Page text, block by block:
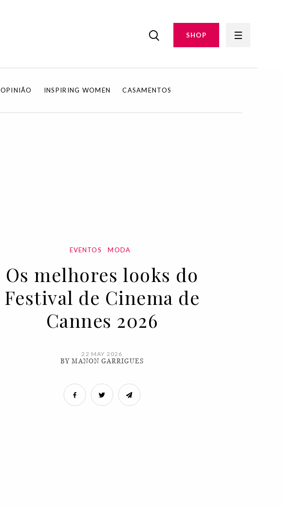
SHOP
OPINIÃO INSPIRING WOMEN CASAMENTOS
EVENTOS MODA
Os melhores looks do
Festival de Cinema de
Cannes 2026
22 MAY 2026
BY MANON GARRIGUES